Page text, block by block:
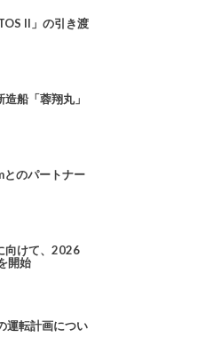
II」の引き渡
船「蓉翔丸」
とのパートナー
向けて、2026
開始
運転計画につい